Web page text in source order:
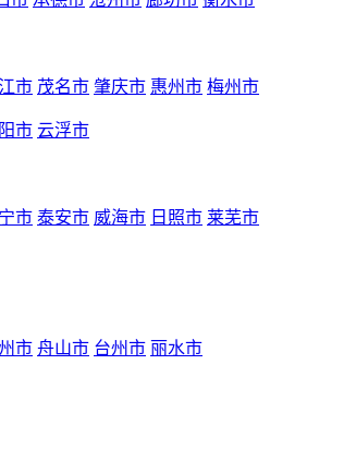
市 茂名市 肇庆市 惠州市 梅州市
市 云浮市
市 泰安市 威海市 日照市 莱芜市
市 舟山市 台州市 丽水市